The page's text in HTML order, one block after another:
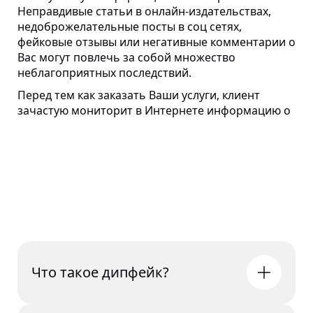
Неправдивые статьи в онлайн-издательствах,
недоброжелательные посты в соц сетях,
фейковые отзывы или негативные комментарии о
Вас могут повлечь за собой множество
неблагоприятных последствий.
Перед тем как заказать Ваши услуги, клиент
зачастую мониторит в Интернете информацию о
Мы профессионалы своего дела. Благодаря
Что такое дипфейк?